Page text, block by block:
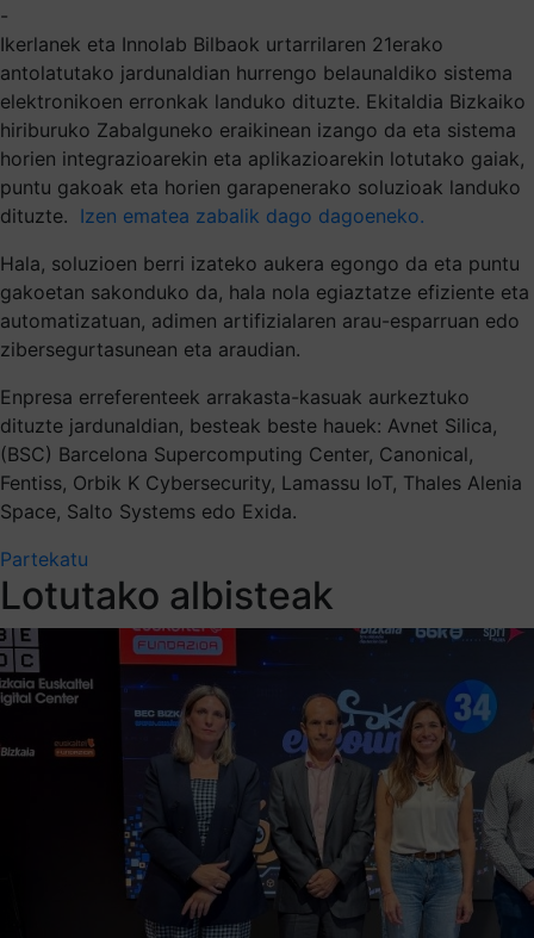
-
Ikerlanek eta Innolab Bilbaok urtarrilaren 21erako
antolatutako jardunaldian hurrengo belaunaldiko sistema
elektronikoen erronkak landuko dituzte. Ekitaldia Bizkaiko
hiriburuko Zabalguneko eraikinean izango da eta sistema
horien integrazioarekin eta aplikazioarekin lotutako gaiak,
puntu gakoak eta horien garapenerako soluzioak landuko
dituzte. Izen ematea zabalik dago dagoeneko.
Hala, soluzioen berri izateko aukera egongo da eta puntu
gakoetan sakonduko da, hala nola egiaztatze efiziente eta
automatizatuan, adimen artifizialaren arau-esparruan edo
zibersegurtasunean eta araudian.
Enpresa erreferenteek arrakasta-kasuak aurkeztuko
dituzte jardunaldian, besteak beste hauek: Avnet Silica,
(BSC) Barcelona Supercomputing Center, Canonical,
Fentiss, Orbik K Cybersecurity, Lamassu IoT, Thales Alenia
Space, Salto Systems edo Exida.
Partekatu
Lotutako albisteak